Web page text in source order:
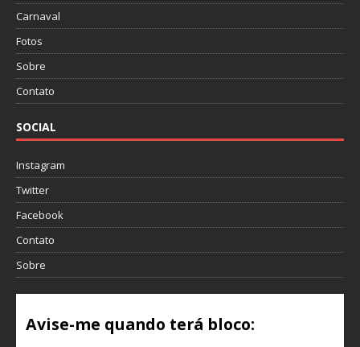
Carnaval
Fotos
Sobre
Contato
SOCIAL
Instagram
Twitter
Facebook
Contato
Sobre
Avise-me quando terá bloco: